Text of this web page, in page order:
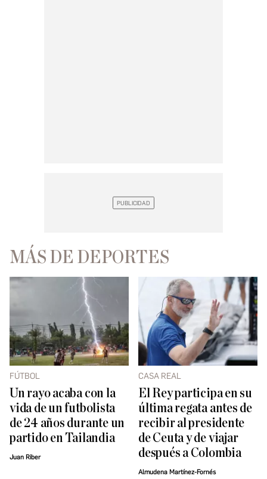
MÁS DE DEPORTES
FÚTBOL
Un rayo acaba con la
vida de un futbolista
de 24 años durante un
partido en Tailandia
Juan Riber
CASA REAL
El Rey participa en su
última regata antes de
recibir al presidente
de Ceuta y de viajar
después a Colombia
Almudena Martínez-Fornés